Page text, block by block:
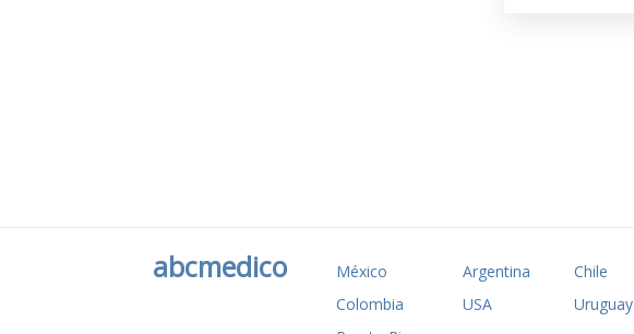
abcmedico México Argentina
Chile
Colombia
USA
Uruguay